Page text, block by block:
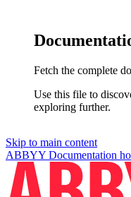
Fetch the complete
Use this file to
exploring further.
Skip to main content
ABBYY Documentation